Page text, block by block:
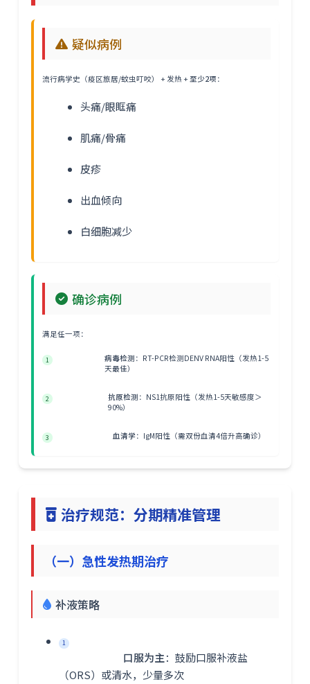
疑似病例
流行病学史（疫区旅居/蚊虫叮咬） + 发热 + 至少2项 ：
头痛/眼眶痛
肌痛/骨痛
皮疹
出血倾向
白细胞减少
确诊病例
满足任一项：
1 病毒检测 ：RT-PCR检测DENV RNA阳性（发热1-5
天最佳）
2 抗原检测 ：NS1抗原阳性（发热1-5天敏感度＞
90%）
3 血清学：IgM阳性（需双份血清4倍升高确诊）
治疗规范：分期精准管理
（一）急性发热期治疗
补液策略
1
口服为主：鼓励口服补液盐
（ORS）或清水，少量多次